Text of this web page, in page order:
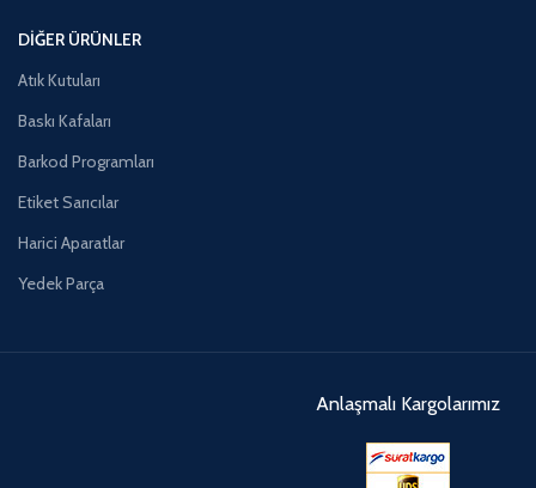
DIĞER ÜRÜNLER
Atık Kutuları
Baskı Kafaları
Barkod Programları
Etiket Sarıcılar
Harici Aparatlar
Yedek Parça
Anlaşmalı Kargolarımız